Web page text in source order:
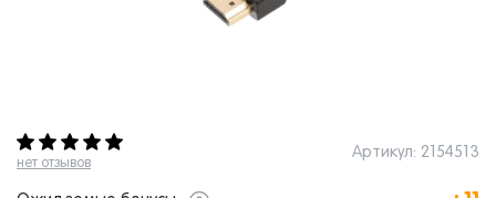
нет отзывов
Артикул: 2154513